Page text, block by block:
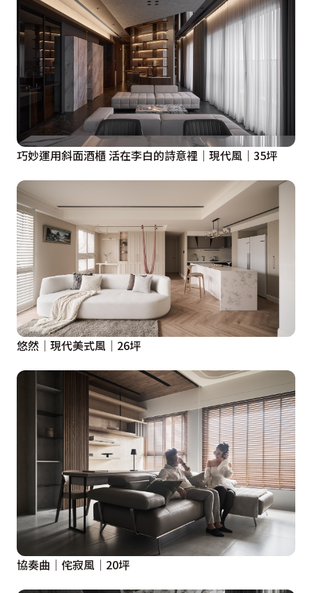
巧妙運用斜面酒櫃 活在李白的詩意裡｜現代風｜35坪
悠然│現代美式風│26坪
協奏曲│侘寂風│20坪